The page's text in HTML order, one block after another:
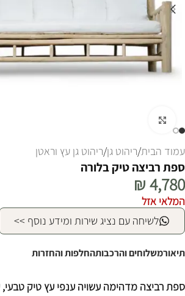
עמוד הבית/ריהוט גן/ריהוט גן עץ וראטן
ספת רביצה טיק בלורה
₪4,780
המלאי אזל
לשיחה עם נציג שירות ומידע נוסף >>
תיאורמשלוחים והרכבותהחלפות והחזרות
ספת רביצה מדהימה עשויה ענפי עץ טיק טבעי,